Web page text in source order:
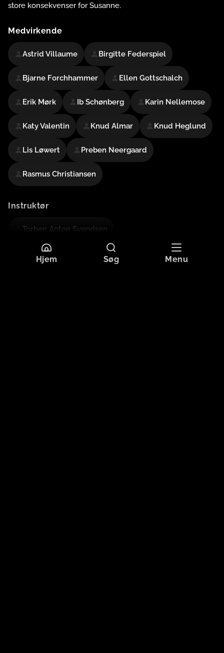
store konsekvenser for Susanne.
Medvirkende
Astrid Villaume Birgitte Federspiel
Bjarne Forchhammer Ellen Gottschalch
Erik Mørk Ib Schønberg Karin Nellemose
Katy Valentin Knud Almar Knud Heglund
Lis Løwert Preben Neergaard
Rasmus Christiansen
Instruktør
Torben Anton Svendsen
Mere information
Hjem Søg Menu